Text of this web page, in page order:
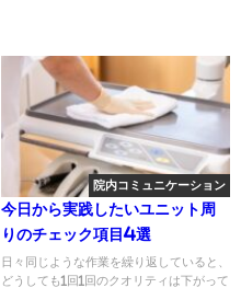
院内コミュニケーション
今日から実践したいユニット周
りのチェック項目4選
日々同じような作業を繰り返していると、
どうしても1回1回のクオリティは下がって